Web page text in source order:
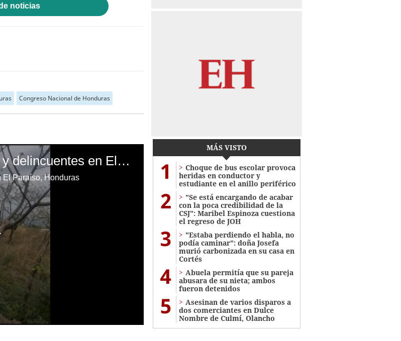
noticias
Congreso Nacional de Honduras
Enfrentamiento entre policías y delincuentes en El Paraíso, Honduras
El Paraíso, Honduras
MÁS VISTO
1
Choque de bus escolar provoca
heridas en conductor y
estudiante en el anillo periférico
2
"Se está encargando de acabar
con la poca credibilidad de la
CSJ": Maribel Espinoza cuestiona
el regreso de JOH
3
"Estaba perdiendo el habla, no
podía caminar": doña Josefa
murió carbonizada en su casa en
Cortés
4
Abuela permitía que su pareja
abusara de su nieta; ambos
fueron detenidos
5
Asesinan de varios disparos a
dos comerciantes en Dulce
Nombre de Culmí, Olancho